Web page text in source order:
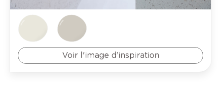
Voir l'image d'inspiration